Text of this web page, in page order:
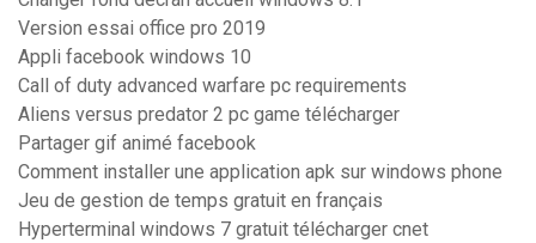
Version essai office pro 2019
Appli facebook windows 10
Call of duty advanced warfare pc requirements
Aliens versus predator 2 pc game télécharger
Partager gif animé facebook
Comment installer une application apk sur windows phone
Jeu de gestion de temps gratuit en français
Hyperterminal windows 7 gratuit télécharger cnet